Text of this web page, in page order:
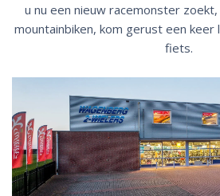
u nu een nieuw racemonster
mountainbiken, kom gerust een
fiets.